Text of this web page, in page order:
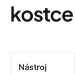
kostce
Nástroj